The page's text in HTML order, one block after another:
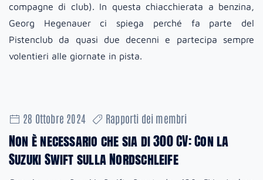
compagne di club). In questa chiacchierata a benzina,
Georg Hegenauer ci spiega perché fa parte del
Pistenclub da quasi due decenni e partecipa sempre
volentieri alle giornate in pista.
28 Ottobre 2024 Rapporti dei membri
Non è necessario che sia di 300 CV: Con la
Suzuki Swift sulla Nordschleife